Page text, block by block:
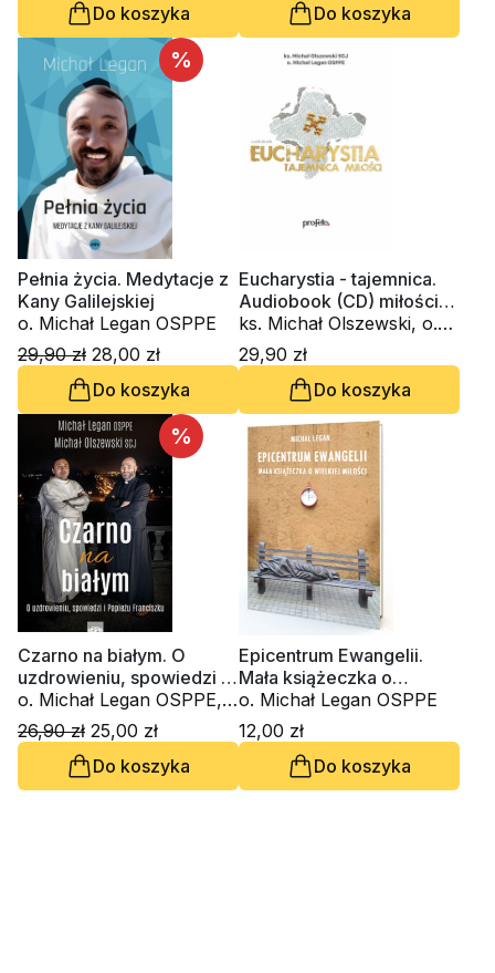
Do koszyka
Do koszyka
%
Pełnia życia. Medytacje z
Kany Galilejskiej
o. Michał Legan OSPPE
29,90 zł 28,00 zł
Do koszyka
Eucharystia - tajemnica.
Audiobook (CD) miłości
(CD-MP3 - audiobook)
ks. Michał Olszewski, o.
Michał Legan OSPPE
29,90 zł
Do koszyka
%
Czarno na białym. O
uzdrowieniu, spowiedzi i
Papieżu Franciszku
o. Michał Legan OSPPE,
ks. Michał Olszewski
26,90 zł 25,00 zł
Do koszyka
Epicentrum Ewangelii.
Mała książeczka o
wielkiej miłości
o. Michał Legan OSPPE
12,00 zł
Do koszyka